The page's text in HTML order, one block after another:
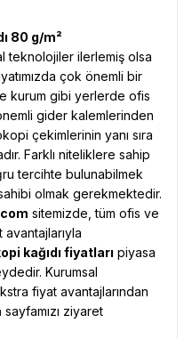
80 g/m²
teknolojiler ilerlemiş olsa
çok önemli bir
kurum gibi yerlerde ofis
gider kalemlerinden
çekimlerinin yanı sıra
Farklı niteliklere sahip
tercihte bulunabilmek
olmak gerekmektedir.
sitemizde, tüm ofis ve
kağıdı fiyatları piyasa
Kurumsal
fiyat avantajlarından
sayfamızı ziyaret